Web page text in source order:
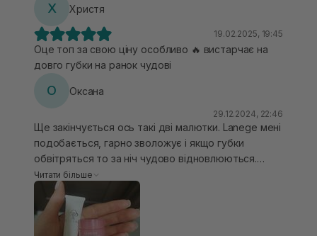
Х Христя
19.02.2025, 19:45
Оце топ за свою ціну особливо 🔥 вистарчає на
довго губки на ранок чудові
О Оксана
29.12.2024, 22:46
Ще закінчується ось такі дві малютки. Lanege мені
подобається, гарно зволожує і якщо губки
обвітряться то за ніч чудово відновлюються.
Можна ввечері проскрабувати і нанести
товстішим шаром, то буде чудово Circadia рідшої
консистенції. Просто неймовірний❤️ Після
нанесення надає чудовий блиск і легкий холодок.
Читати більше